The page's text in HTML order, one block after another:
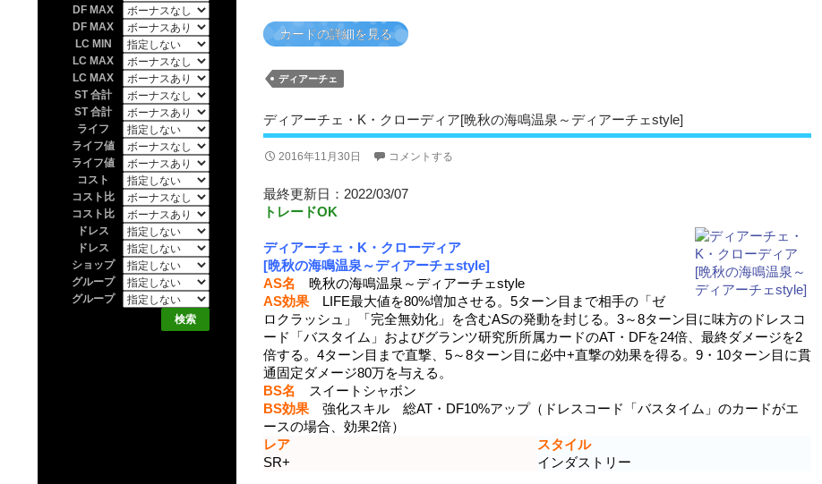
カードの詳細を見る
ディアーチェ
ディアーチェ・K・クローディア[晩秋の海鳴温泉～ディアーチェstyle]
2016年11月30日 コメントする
最終更新日：2022/03/07
トレードOK
ディアーチェ・K・クローディア
[晩秋の海鳴温泉～ディアーチェstyle]
AS名 晩秋の海鳴温泉～ディアーチェstyle
AS効果 LIFE最大値を80%増加させる。5ターン目まで相手の「ゼ
ロクラッシュ」「完全無効化」を含むASの発動を封じる。3～8ターン目に味方のドレスコ
ード「バスタイム」およびグランツ研究所所属カードのAT・DFを24倍、最終ダメージを2
倍する。4ターン目まで直撃、5～8ターン目に必中+直撃の効果を得る。9・10ターン目に貫
通固定ダメージ80万を与える。
BS名 スイートシャボン
BS効果 強化スキル 総AT・DF10%アップ（ドレスコード「バスタイム」のカードがエ
ースの場合、効果2倍）
レア
スタイル
SR+
インダストリー
DF MAX
DF MAX
LC MIN
LC MAX
LC MAX
ST 合計
ST 合計
ライフ
ライフ値
ライフ値
コスト
コスト比
コスト比
ドレス
ドレス
ショップ
グループ
グループ